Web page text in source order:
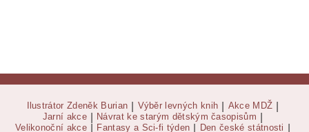
Ilustrátor Zdeněk Burian Výběr levných knih Akce MDŽ
Jarní akce Návrat ke starým dětským časopisům
Velikonoční akce Fantasy a Sci-fi týden Den české státnosti